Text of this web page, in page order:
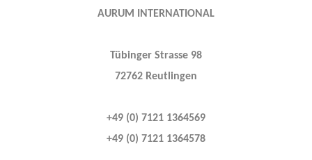
AURUM INTERNATIONAL
Tübinger Strasse 98
72762 Reutlingen
+49 (0) 7121 1364569
+49 (0) 7121 1364578